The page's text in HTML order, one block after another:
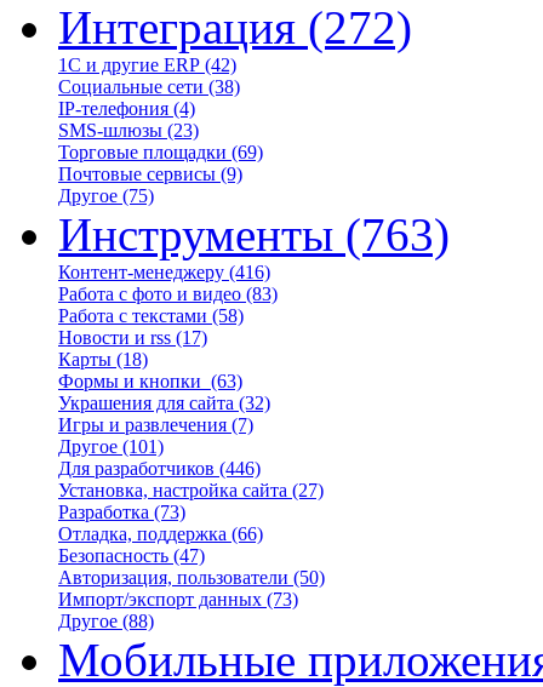
Интеграция (272)
1С и другие ERP (42)
Социальные сети (38)
IP-телефония (4)
SMS-шлюзы (23)
Торговые площадки (69)
Почтовые сервисы (9)
Другое (75)
Инструменты (763)
Контент-менеджеру (416)
Работа с фото и видео (83)
Работа с текстами (58)
Новости и rss (17)
Карты (18)
Формы и кнопки (63)
Украшения для сайта (32)
Игры и развлечения (7)
Другое (101)
Для разработчиков (446)
Установка, настройка сайта (27)
Разработка (73)
Отладка, поддержка (66)
Безопасность (47)
Авторизация, пользователи (50)
Импорт/экспорт данных (73)
Другое (88)
Мобильные